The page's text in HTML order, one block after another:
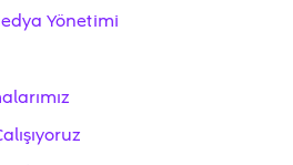
Yönetimi